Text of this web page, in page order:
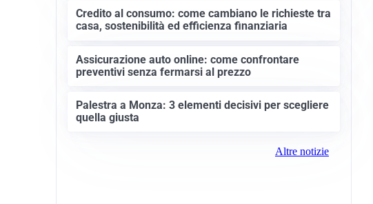
Credito al consumo: come cambiano le richieste tra
casa, sostenibilità ed efficienza finanziaria
Assicurazione auto online: come confrontare
preventivi senza fermarsi al prezzo
Palestra a Monza: 3 elementi decisivi per scegliere
quella giusta
Altre notizie